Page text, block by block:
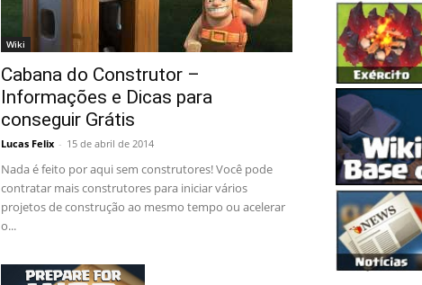
Wiki
Cabana do Construtor –
Informações e Dicas para
conseguir Grátis
Lucas Felix - 15 de abril de 2014
Nada é feito por aqui sem construtores! Você pode
contratar mais construtores para iniciar vários
projetos de construção ao mesmo tempo ou acelerar
o...